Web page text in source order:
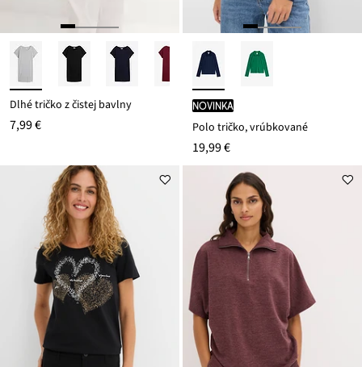
Dlhé tričko z čistej bavlny
7,99 €
novinka
Polo tričko, vrúbkované
19,99 €